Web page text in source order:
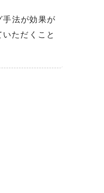
手法が効果が
ただくこと